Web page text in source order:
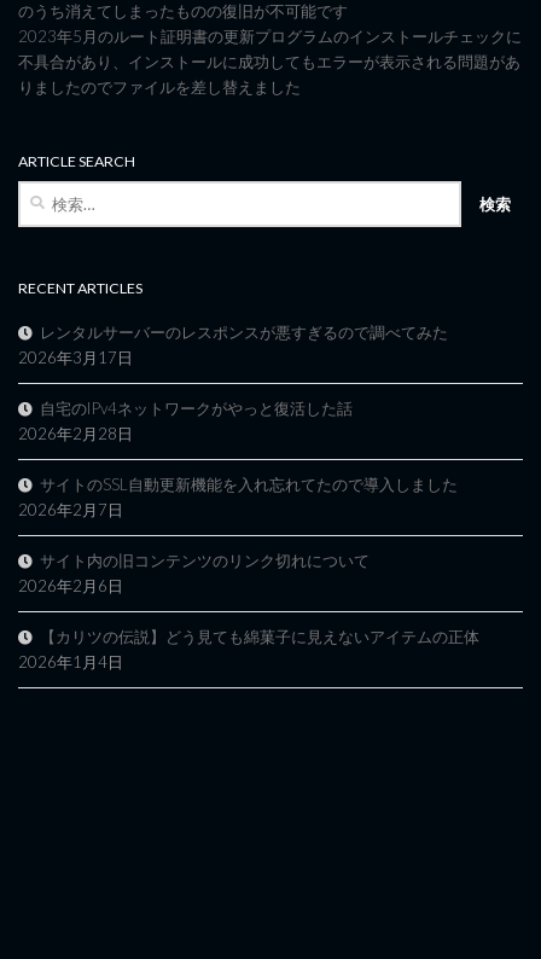
のうち消えてしまったものの復旧が不可能です
2023年5月のルート証明書の更新プログラムのインストールチェックに
不具合があり、インストールに成功してもエラーが表示される問題があ
りましたのでファイルを差し替えました
ARTICLE SEARCH
検
RECENT ARTICLES
レンタルサーバーのレスポンスが悪すぎるので調べてみた
2026年3月17日
自宅のIPv4ネットワークがやっと復活した話
2026年2月28日
サイトのSSL自動更新機能を入れ忘れてたので導入しました
2026年2月7日
サイト内の旧コンテンツのリンク切れについて
2026年2月6日
【カリツの伝説】どう見ても綿菓子に見えないアイテムの正体
2026年1月4日